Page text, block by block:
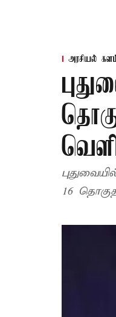
அரசியல்
16